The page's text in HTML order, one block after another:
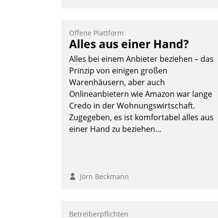
Allein mit der Einführung einer neuen
Software ist es nicht getan. Die
Digitalisierung erfordert von
Unternehmen die Bereitschaft, sich zu
überprüfen, zu hinterfragen und zu
verändern.
Offene Plattform
Alles aus einer Hand?
Alles bei einem Anbieter beziehen – das
Prinzip von einigen großen
Warenhäusern, aber auch
Onlineanbietern wie Amazon war lange
Credo in der Wohnungswirtschaft.
Zugegeben, es ist komfortabel alles aus
einer Hand zu beziehen...
Jörn Beckmann
Betreiberpflichten